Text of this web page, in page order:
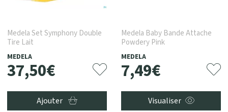
Medela Set Symphony Double
Tire Lait
MEDELA
37,50€
Ajouter
Medela Baby Bande Attache
Powdery Pink
MEDELA
7,49€
Visualiser